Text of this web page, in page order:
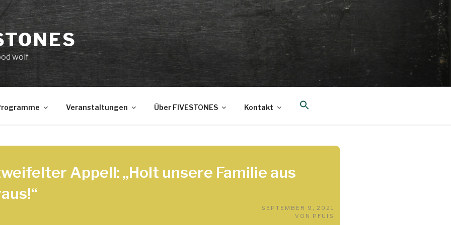
wolf
Veranstaltungen Über FIVESTONES Kontakt
Appell: „Holt unsere Familie aus
SEPTEMBER 9, 2021
VON PFUISI